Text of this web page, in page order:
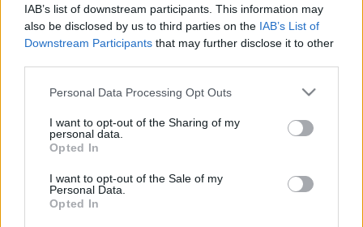
IAB’s list of downstream participants. This information may
also be disclosed by us to third parties on the IAB’s List of
Downstream Participants that may further disclose it to other
Please note that this website/app uses one or more Google
not limited to your visit or usage behaviour. You may click to
grant or deny consent to Google and its third-party tags to
use your data for below specified purposes in below Google
consent section.
Personal Data Processing Opt Outs
I want to opt-out of the Sharing of my
personal data.
Opted In
I want to opt-out of the Sale of my
Personal Data.
Opted In
Címkék:életrajz
Ajánlott bejegyzések:
William J. Sidis és vendergood nyelvű